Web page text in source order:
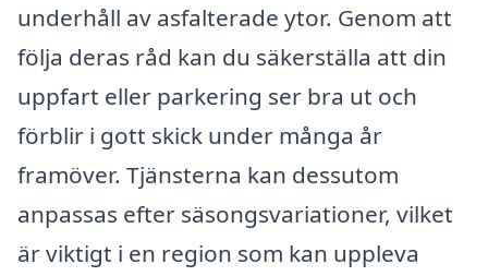
underhåll av asfalterade ytor. Genom att
följa deras råd kan du säkerställa att din
uppfart eller parkering ser bra ut och
förblir i gott skick under många år
framöver. Tjänsterna kan dessutom
anpassas efter säsongsvariationer, vilket
är viktigt i en region som kan uppleva